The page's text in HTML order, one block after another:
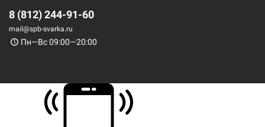
8 (812) 244-91-60
mail@spb-svarka.ru
Пн—Вс 09:00—20:00